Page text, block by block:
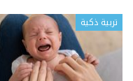
تربية ذكية